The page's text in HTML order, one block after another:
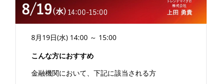
8月19日(水) 14:00 ～ 15:00
こんな方におすすめ
金融機関において、下記に該当される方